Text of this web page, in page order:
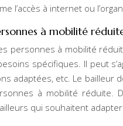
l’accès à internet ou
à mobilité
personnes à mobilité
spécifiques. Il peut
adaptées, etc. Le bailleur
à mobilité réduite.
qui souhaitent